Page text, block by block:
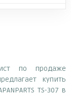
по продаже
купить
TS-307 в